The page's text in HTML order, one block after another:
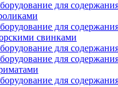
для
для
свинками
для
для
для